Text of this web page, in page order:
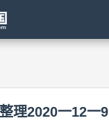
理2020一12一9